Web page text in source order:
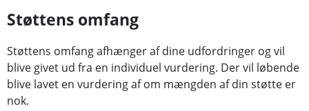
Støttens omfang
Støttens omfang afhænger af dine udfordringer og vil
blive givet ud fra en individuel vurdering. Der vil løbende
blive lavet en vurdering af om mængden af din støtte er
nok.